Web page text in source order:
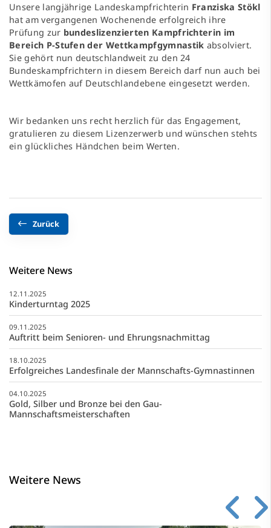
Unsere langjährige Landeskampfrichterin Franziska Stökl
hat am vergangenen Wochenende erfolgreich ihre
Prüfung zur bundeslizenzierten Kampfrichterin im
Bereich P-Stufen der Wettkampfgymnastik absolviert.
Sie gehört nun deutschlandweit zu den 24
Bundeskampfrichtern in diesem Bereich darf nun auch bei
Wettkämofen auf Deutschlandebene eingesetzt werden.
Wir bedanken uns recht herzlich für das Engagement,
gratulieren zu diesem Lizenzerwerb und wünschen stehts
ein glückliches Händchen beim Werten.
Zurück
Weitere News
12.11.2025
Kinderturntag 2025
09.11.2025
Auftritt beim Senioren- und Ehrungsnachmittag
18.10.2025
Erfolgreiches Landesfinale der Mannschafts-Gymnastinnen
04.10.2025
Gold, Silber und Bronze bei den Gau-
Mannschaftsmeisterschaften
Weitere News